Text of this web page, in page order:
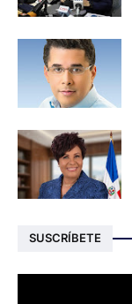
SUSCRÍBETE